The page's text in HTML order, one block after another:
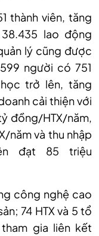
thành viên, tăng
lao động
lý cũng được
người có 751
trở lên, tăng
cải thiện với
đồng/HTX/năm,
năm và thu nhập
đạt 85 triệu
công nghệ cao
74 HTX và 5 tổ
gia liên kết